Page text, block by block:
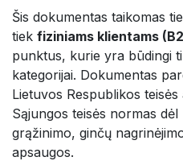
Šis dokumentas taikomas
tiek fiziniams klientams
punktus, kurie yra būdingi
kategorijai. Dokumentas
Lietuvos Respublikos
Sąjungos teisės normas
grąžinimo, ginčų
apsaugos.